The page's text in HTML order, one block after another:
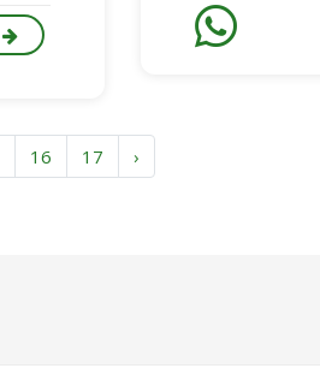
16 17 ›